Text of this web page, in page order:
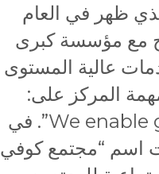
ظهر في العام
عام 1997، والذي اندمج مع مؤسسة كبرى
عالية المستوى
المركز على:
“We enable greatness in people and organizations everywhere”. في
اسم “مجتمع كوفي